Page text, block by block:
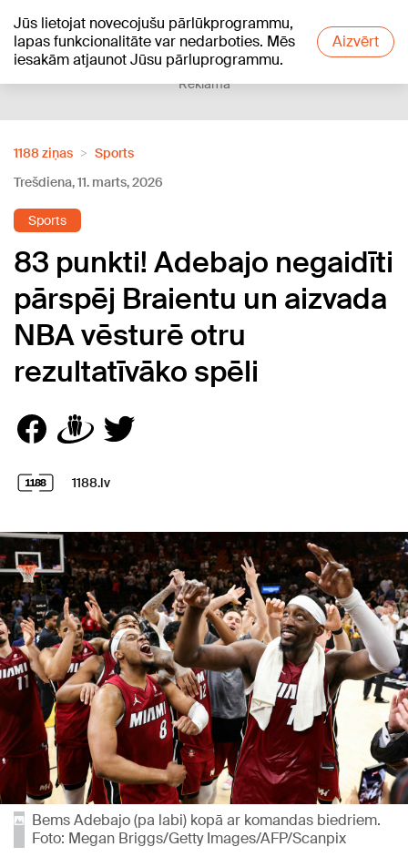
Jūs lietojat novecojušu pārlūkprogrammu,
lapas funkcionalitāte var nedarboties. Mēs
iesakām atjaunot Jūsu pārluprogrammu.
Aizvērt
+24°C
Reklāma
1188 ziņas
Sports
Trešdiena, 11. marts, 2026
Sports
83 punkti! Adebajo negaidīti
pārspēj Braientu un aizvada
NBA vēsturē otru
rezultatīvāko spēli
1188.lv
Bems Adebajo (pa labi) kopā ar komandas biedriem.
Foto: Megan Briggs/Getty Images/AFP/Scanpix